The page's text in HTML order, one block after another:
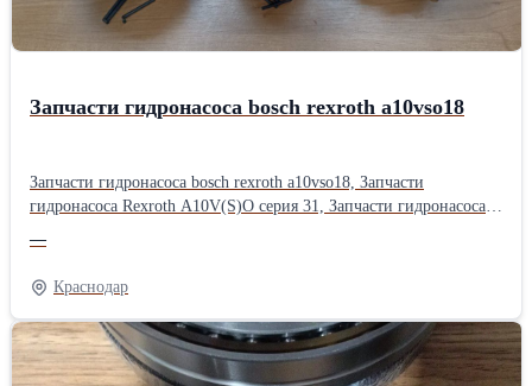
распространяется гарантия в соответствии с
законодательствомПроизводитель: Wayteko Тип техники:
Запчасти гидронасоса bosch rexroth a10vso18
Запчасти гидронасоса bosch rexroth a10vso18, Запчасти
гидронасоса Rexroth A10V(S)O серия 31, Запчасти гидронасоса
bosch rexroth a10vso серии 31, Запчасти гидронасоса bosch rexroth
a10vso, Запчасти насоса bosch rexroth a10vso18, Запчасти
гидравлики спецтехники rexroth a10vso18, Запчасти аксиально-
поршневого насоса rexroth a10vso18, Запасные части гидронасоса
Bosch Rexroth A10VSO18: Надежность и точность в каждой
детали. Гидравлика — это сердце вашей техники, а аксиально-
—
Краснодар